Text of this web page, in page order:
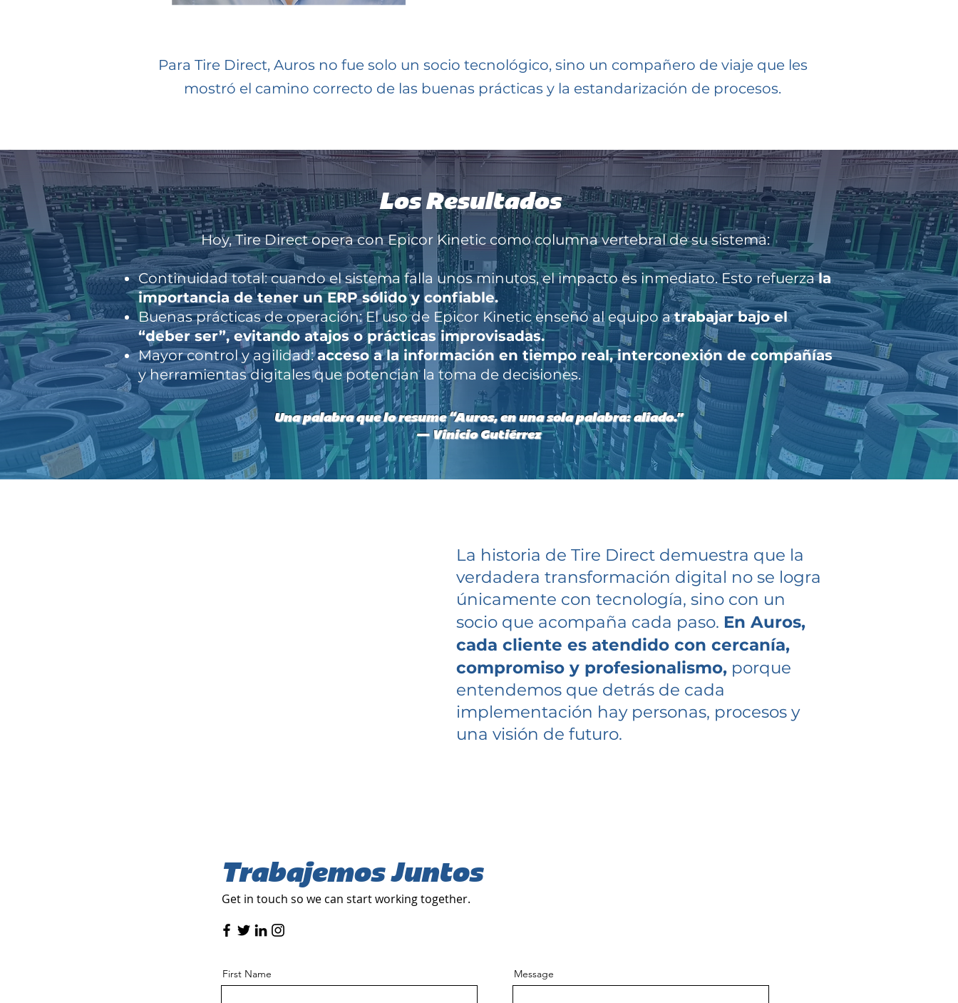
Para Tire Direct, Auros no fue solo un socio tecnológico, sino un compañero de viaje que les
mostró el camino correcto de las buenas prácticas y la estandarización de procesos.
Los Resultados
Hoy, Tire Direct opera con Epicor Kinetic como columna vertebral de su sistema:
Continuidad total: cuando el sistema falla unos minutos, el impacto es inmediato. Esto refuerzala
importancia de tener un ERP sólido y confiable.
Buenas prácticas de operación: El uso de Epicor Kinetic enseñó al equipo atrabajar bajo el
“deber ser”, evitando atajos o prácticas improvisadas.
Mayor control y agilidad:acceso a la información en tiempo real, interconexión de compañías
y herramientas digitales que potencian la toma de decisiones.
Una palabra que lo resume “Auros, en una sola palabra: aliado.”
— Vinicio Gutiérrez
La historia de Tire Direct demuestra que la
verdadera transformación digital no se logra
únicamente con tecnología, sino con un
socio que acompaña cada paso. En Auros,
cada cliente es atendido con cercanía,
compromiso y profesionalismo, porque
entendemos que detrás de cada
implementación hay personas, procesos y
una visión de futuro.
Trabajemos Juntos
Get in touch so we can start working together.
First Name Message